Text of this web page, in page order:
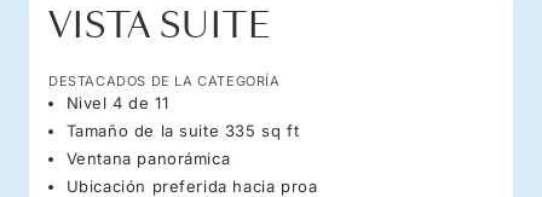
VISTA SUITE
DESTACADOS DE LA CATEGORÍA
Nivel 4 de 11
Tamaño de la suite 335 sq ft
Ventana panorámica
Ubicación preferida hacia proa